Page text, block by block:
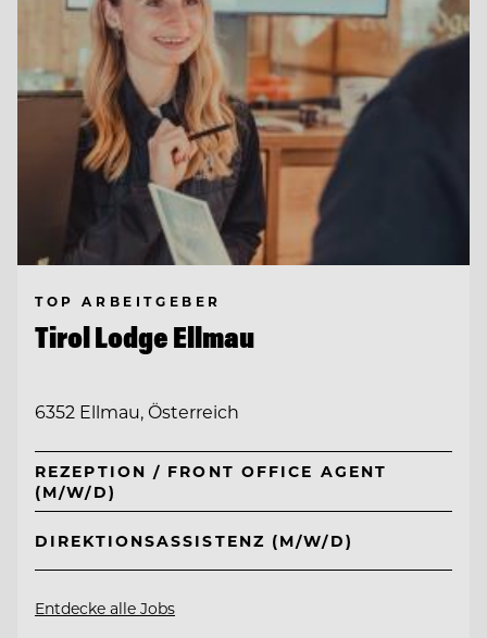
TOP ARBEITGEBER
Tirol Lodge Ellmau
6352 Ellmau, Österreich
REZEPTION / FRONT OFFICE AGENT
(M/W/D)
DIREKTIONSASSISTENZ (M/W/D)
Entdecke alle Jobs